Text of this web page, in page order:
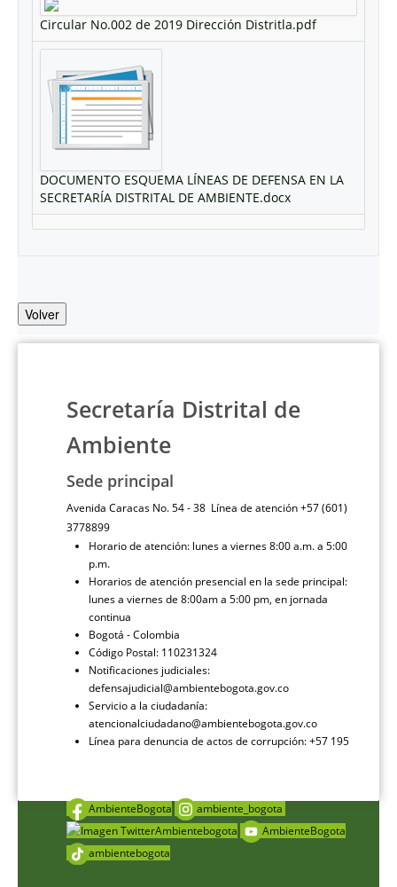
Circular No.002 de 2019 Dirección Distritla.pdf
DOCUMENTO ESQUEMA LÍNEAS DE DEFENSA EN LA
SECRETARÍA DISTRITAL DE AMBIENTE.docx
Volver
Secretaría Distrital de
Ambiente
Sede principal
Avenida Caracas No. 54 - 38 Línea de atención +57 (601)
3778899
Horario de atención: lunes a viernes 8:00 a.m. a 5:00
p.m.
Horarios de atención presencial en la sede principal:
lunes a viernes de 8:00am a 5:00 pm, en jornada
continua
Bogotá - Colombia
Código Postal: 110231324
Notificaciones judiciales:
defensajudicial@ambientebogota.gov.co
Servicio a la ciudadanía:
atencionalciudadano@ambientebogota.gov.co
Línea para denuncia de actos de corrupción: +57 195
AmbienteBogota
ambiente_bogota
Ambientebogota
AmbienteBogota
ambientebogota